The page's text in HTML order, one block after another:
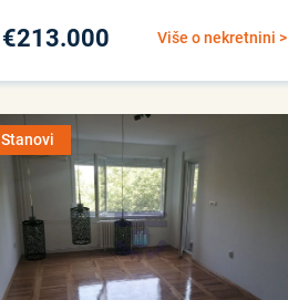
Više o nekretnini >
€213.000
Stanovi